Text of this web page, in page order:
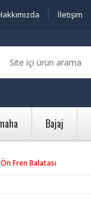
İletişim
Bajaj
Fren Balatası